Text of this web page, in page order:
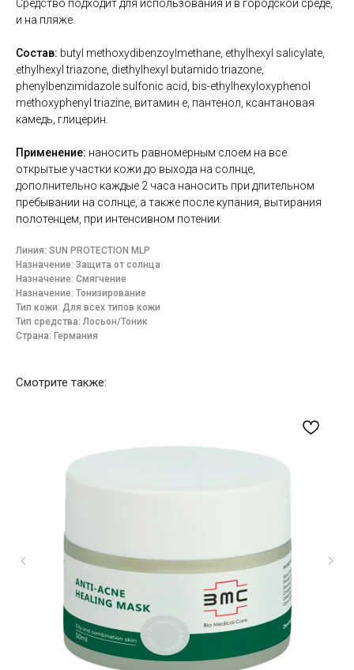
Средство подходит для использования и в городской среде,
и на пляже.
Состав: butyl methoxydibenzoylmethane, ethylhexyl salicylate,
ethylhexyl triazone, diethylhexyl butamido triazone,
phenylbenzimidazole sulfonic acid, bis-ethylhexyloxyphenol
methoxyphenyl triazine, витамин e, пантенол, ксантановая
камедь, глицерин.
Применение: наносить равномерным слоем на все
открытые участки кожи до выхода на солнце,
дополнительно каждые 2 часа наносить при длительном
пребывании на солнце, а также после купания, вытирания
полотенцем, при интенсивном потении.
Линия: SUN PROTECTION MLP
Назначение: Защита от солнца
Назначение: Смягчение
Назначение: Тонизирование
Тип кожи: Для всех типов кожи
Тип средства: Лосьон/Тоник
Страна: Германия
Смотрите также: